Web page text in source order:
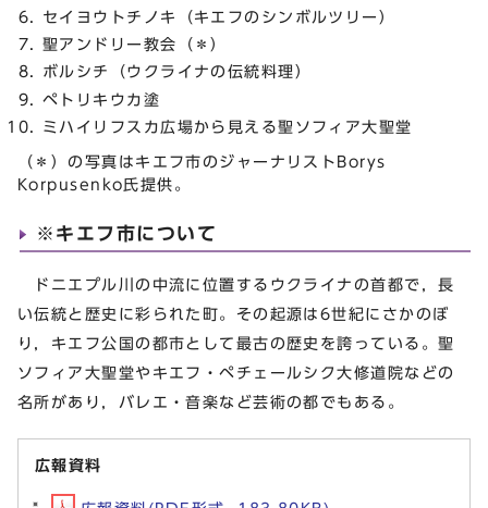
セイヨウトチノキ（キエフのシンボルツリー）
聖アンドリー教会（＊）
ボルシチ（ウクライナの伝統料理）
ペトリキウカ塗
ミハイリフスカ広場から見える聖ソフィア大聖堂
（＊）の写真はキエフ市のジャーナリストBorys
Korpusenko氏提供。
※キエフ市について
ドニエプル川の中流に位置するウクライナの首都で，長
い伝統と歴史に彩られた町。その起源は6世紀にさかのぼ
り，キエフ公国の都市として最古の歴史を誇っている。聖
ソフィア大聖堂やキエフ・ペチェールシク大修道院などの
名所があり，バレエ・音楽など芸術の都でもある。
広報資料